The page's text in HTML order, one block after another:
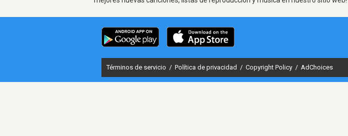
Términos de servicio / Política de privacidad / Copyright Policy / AdChoices